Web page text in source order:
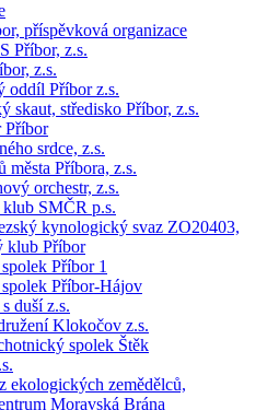
příspěvková organizace
Příbor, z.s.
z.s.
oddíl Příbor z.s.
skaut, středisko Příbor, z.s.
Příbor
srdce, z.s.
města Příbora, z.s.
orchestr, z.s.
SMČR p.s.
kynologický svaz ZO20403,
klub Příbor
Příbor 1
Příbor-Hájov
duší z.s.
Klokočov z.s.
spolek Štěk
ekologických zemědělců,
Moravská Brána